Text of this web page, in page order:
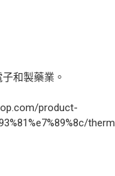
和製藥業。
product-